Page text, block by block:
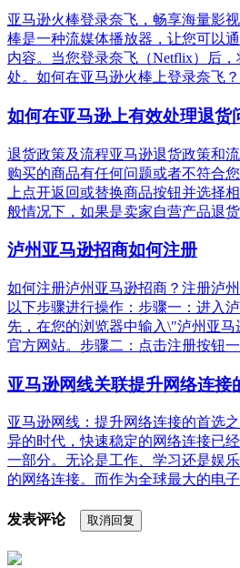
亚马逊火棒登录奈飞，畅享海量影
棒是一种流媒体播放器，让您可以
内容。当您登录奈飞（Netflix）后
处。如何在亚马逊火棒上登录奈飞
如何在亚马逊上有效处理退货
退货政策及流程亚马逊退货政策和
购买的商品有任何问题或者不符合
上点开返回或替换商品按钮并选择
般情况下，如果是卖家自营产品退
泸州亚马逊招商如何注册
如何注册泸州亚马逊招商？注册泸
以下步骤进行操作：步骤一：进入
先，在您的浏览器中输入\"泸州亚
官方网站。步骤二：点击注册按钮
亚马逊网线关联提升网络连接
亚马逊网线：提升网络连接的首选
异的时代，快速稳定的网络连接已
一部分。无论是工作、学习还是娱
的网络连接。而作为全球最大的电
发表评论 取消回复